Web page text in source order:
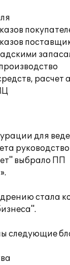
расчет
для
выбрало ПП
стала
следующие